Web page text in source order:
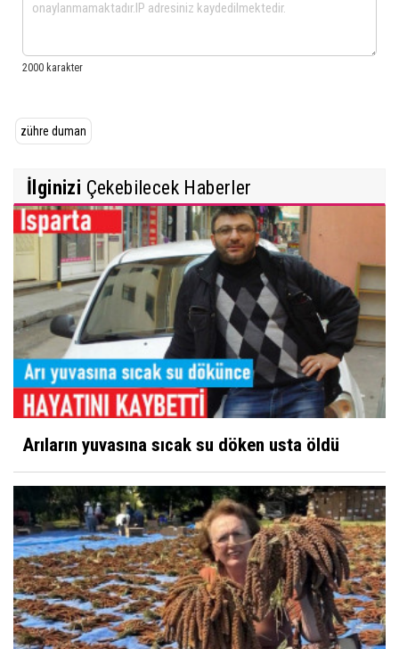
zühre duman
İlginizi Çekebilecek Haberler
Arıların yuvasına sıcak su döken usta öldü